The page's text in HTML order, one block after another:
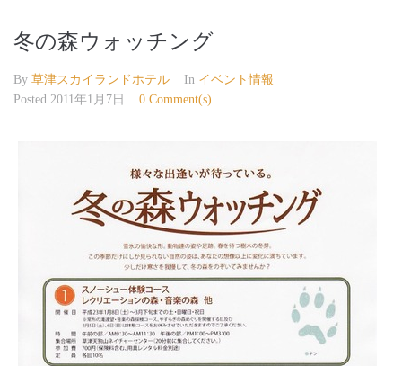
冬の森ウォッチング
By 草津スカイランドホテル In イベント情報
Posted 2011年1月7日 0 Comment(s)